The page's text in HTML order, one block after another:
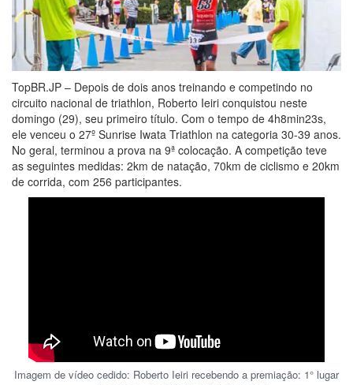
TopBR.JP – Depois de dois anos treinando e competindo no
circuito nacional de triathlon, Roberto Ieiri conquistou neste
domingo (29), seu primeiro título. Com o tempo de 4h8min23s,
ele venceu o 27º Sunrise Iwata Triathlon na categoria 30-39 anos.
No geral, terminou a prova na 9ª colocação. A competição teve
as seguintes medidas: 2km de natação, 70km de ciclismo e 20km
de corrida, com 256 participantes.
Imagem de vídeo cedido: Roberto Ieiri recebendo a premiação: 1° lugar